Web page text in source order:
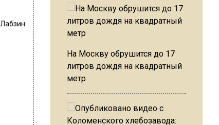
На Москву обрушится до 17
литров дождя на квадратный
метр